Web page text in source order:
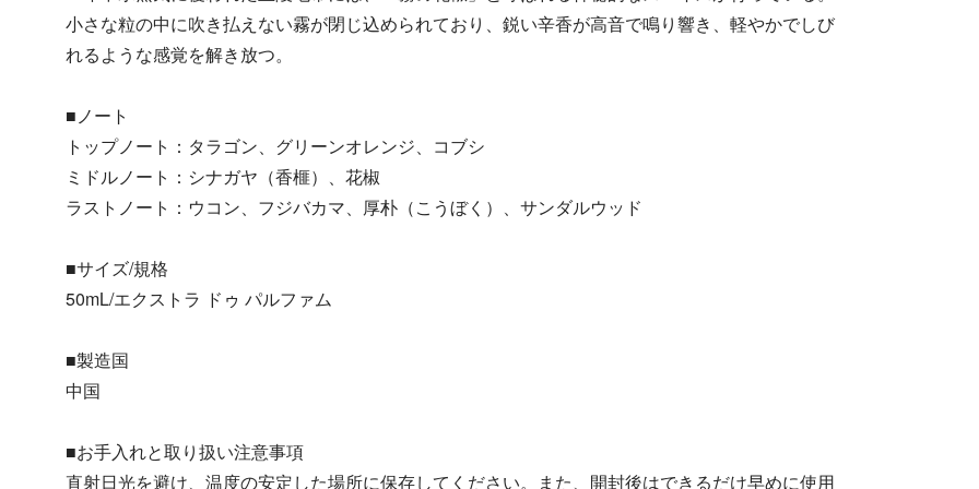
小さな粒の中に吹き払えない霧が閉じ込められており、鋭い辛香が高音で鳴り響き、軽やかでしび
れるような感覚を解き放つ。
■ノート
トップノート：タラゴン、グリーンオレンジ、コブシ
ミドルノート：シナガヤ（香榧）、花椒
ラストノート：ウコン、フジバカマ、厚朴（こうぼく）、サンダルウッド
■サイズ/規格
50mL/エクストラ ドゥ パルファム
■製造国
中国
■お手入れと取り扱い注意事項
直射日光を避け、温度の安定した場所に保存してください。また、開封後はできるだけ早めに使用